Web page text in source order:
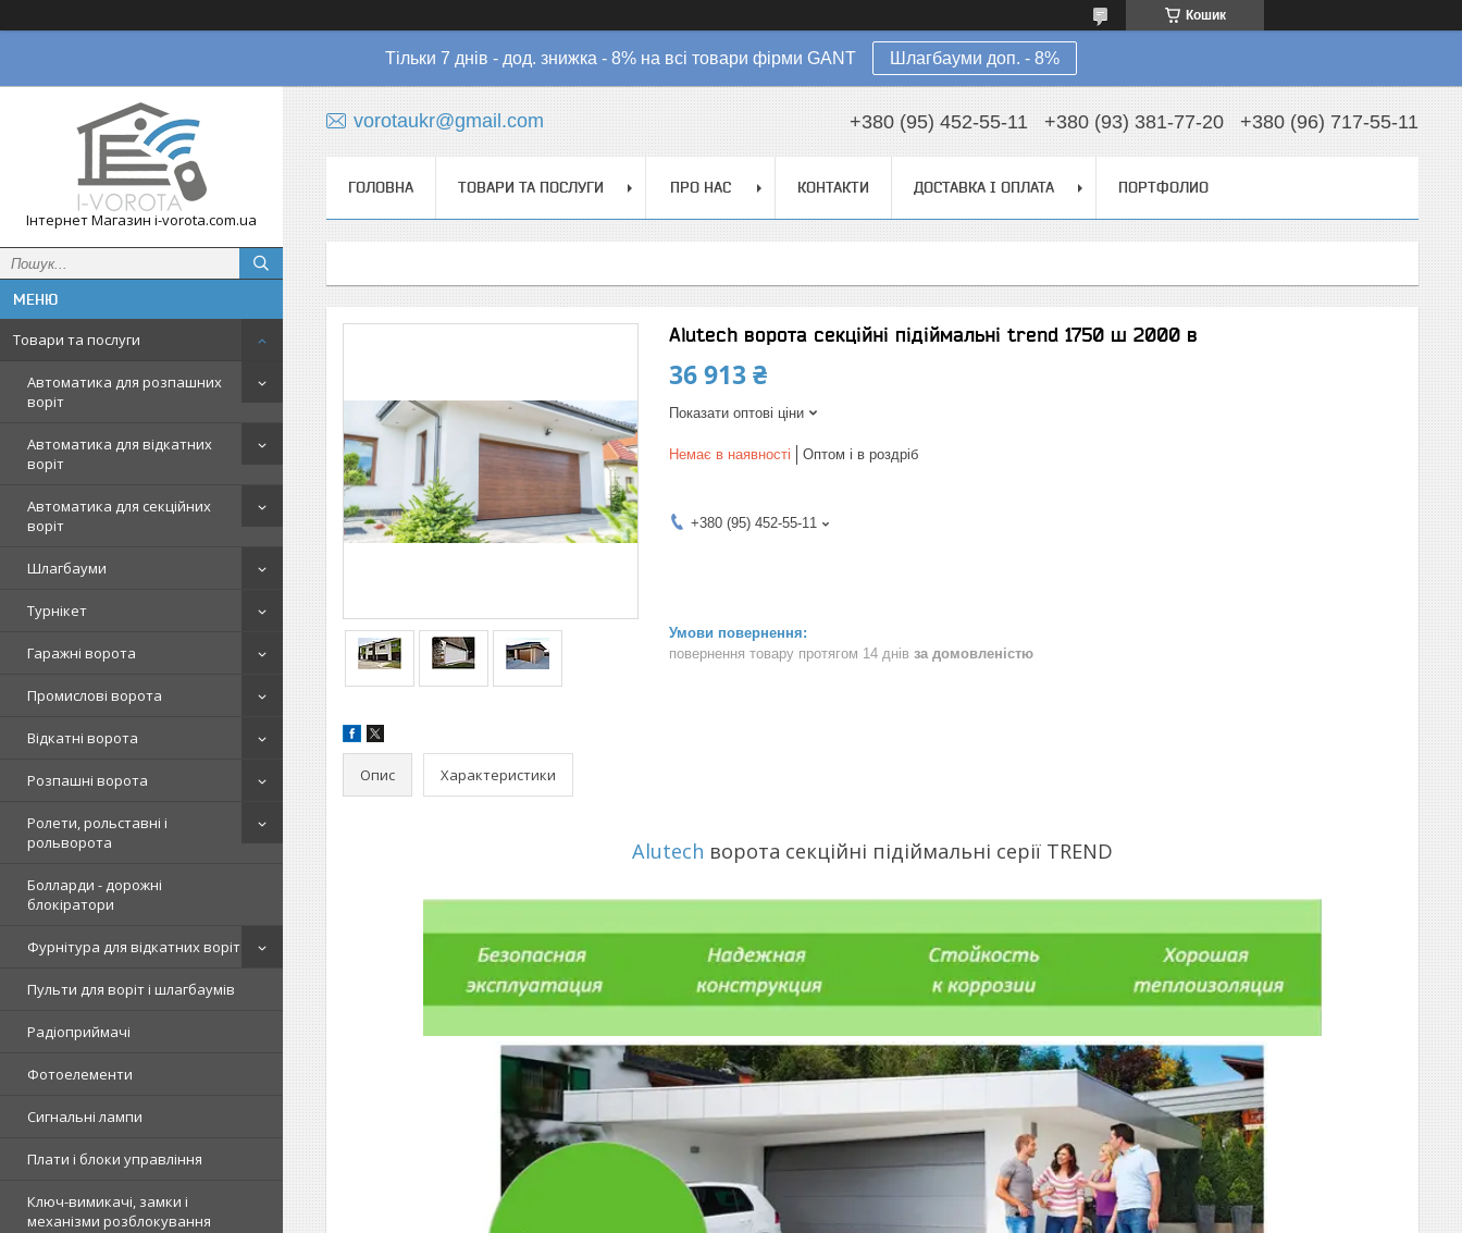
Кошик
Тільки 7 днів - дод. знижка - 8% на всі товари фірми GANT Шлагбауми доп. - 8%
Інтернет Магазин i-vorota.com.ua
Товари та послуги
Автоматика для розпашних
воріт
Автоматика для відкатних
воріт
Автоматика для секційних
воріт
Шлагбауми
Турнікет
Гаражні ворота
Промислові ворота
Відкатні ворота
Розпашні ворота
Ролети, рольставні і
рольворота
Болларди - дорожні
блокіратори
Фурнітура для відкатних воріт
Пульти для воріт і шлагбаумів
Радіоприймачі
Фотоелементи
Сигнальні лампи
Плати і блоки управління
Ключ-вимикачі, замки і
механізми розблокування
vorotaukr@gmail.com +380 (95) 452-55-11 +380 (93) 381-77-20 +380 (96) 717-55-11
ГОЛОВНА ТОВАРИ ТА ПОСЛУГИ ПРО НАС КОНТАКТИ ДОСТАВКА І ОПЛАТА ПОРТФОЛИО
Alutech ворота секційні підіймальні trend 1750 ш 2000 в
36 913 ₴
Показати оптові ціни
Немає в наявності Оптом і в роздріб
+380 (95) 452-55-11
повернення товару протягом 14 днів за домовленістю
Опис Характеристики
Alutech ворота секційні підіймальні серії TREND